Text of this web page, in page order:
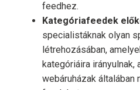
feedhez.
Kategóriafeedek
specialistáknak olyan
létrehozásában,
kategóriáira irányulnak,
webáruházak általában